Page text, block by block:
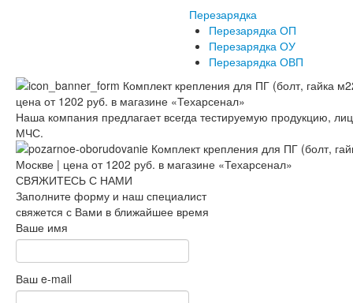
Перезарядка
Перезарядка ОП
Перезарядка ОУ
Перезарядка ОВП
Наша компания предлагает всегда тестируемую продукцию,
МЧС.
СВЯЖИТЕСЬ С НАМИ
Заполните форму и наш специалист
свяжется с Вами в ближайшее время
Ваше имя
Ваш e-mail